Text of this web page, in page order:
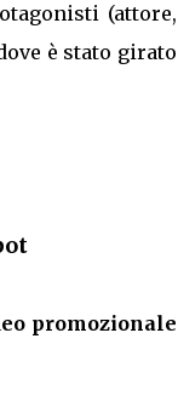
(attore,
è stato girato
promozionale